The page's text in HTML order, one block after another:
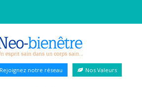
Rejoignez notre réseau Nos Valeurs